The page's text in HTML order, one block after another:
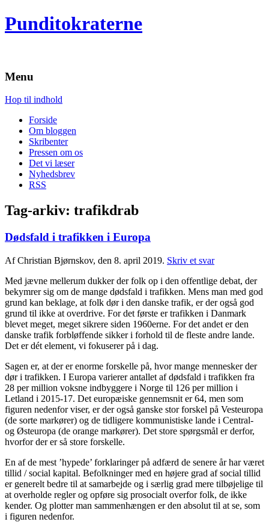
Punditokraterne
Menu
Hop til indhold
Forside
Om bloggen
Skribenter
Pressen om os
Det vi læser
Nyhedsbrev
RSS
Tag-arkiv: trafikdrab
Dødsfald i trafikken i Europa
Af Christian Bjørnskov, den 8. april 2019. Skriv et svar
Med jævne mellerum dukker der folk op i den offentlige debat, der
bekymrer sig om de mange dødsfald i trafikken. Mens man med god
grund kan beklage, at folk dør i den danske trafik, er der også god
grund til ikke at overdrive. For det første er trafikken i Danmark
blevet meget, meget sikrere siden 1960erne. For det andet er den
danske trafik forbløffende sikker i forhold til de fleste andre lande.
Det er dét element, vi fokuserer på i dag.
Sagen er, at der er enorme forskelle på, hvor mange mennesker der
dør i trafikken. I Europa varierer antallet af dødsfald i trafikken fra
28 per million voksne indbyggere i Norge til 126 per million i
Letland i 2015-17. Det europæiske gennemsnit er 64, men som
figuren nedenfor viser, er der også ganske stor forskel på Vesteuropa
(de sorte markører) og de tidligere kommunistiske lande i Central-
og Østeuropa (de orange markører). Det store spørgsmål er derfor,
hvorfor der er så store forskelle.
En af de mest ’hypede’ forklaringer på adfærd de senere år har været
tillid / social kapital. Befolkninger med en højere grad af social tillid
er generelt bedre til at samarbejde og i særlig grad mere tilbøjelige til
at overholde regler og opføre sig prosocialt overfor folk, de ikke
kender. Og plotter man sammenhængen er den absolut til at se, som
i figuren nedenfor.